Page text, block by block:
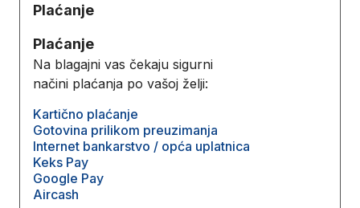
Plaćanje
Plaćanje
Na blagajni vas čekaju sigurni
načini plaćanja po vašoj želji:
Kartično plaćanje
Gotovina prilikom preuzimanja
Internet bankarstvo / opća uplatnica
Keks Pay
Google Pay
Aircash